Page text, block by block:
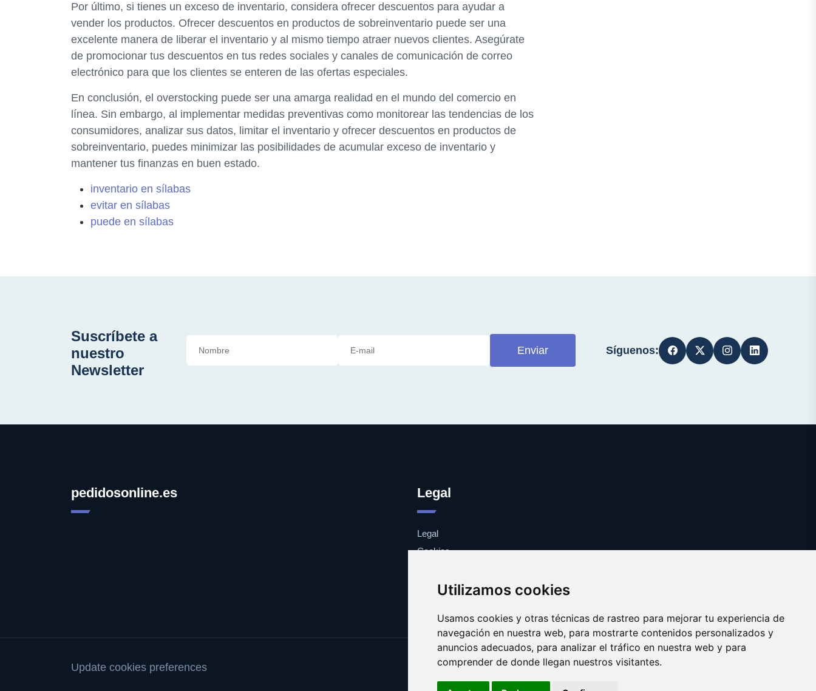
Utilizamos cookies
Usamos cookies y otras técnicas de rastreo para mejorar tu experiencia de
navegación en nuestra web, para mostrarte contenidos personalizados y
anuncios adecuados, para analizar el tráfico en nuestra web y para
comprender de donde llegan nuestros visitantes.
Por último, si tienes un exceso de inventario, considera ofrecer descuentos para ayudar a
vender los productos. Ofrecer descuentos en productos de sobreinventario puede ser una
excelente manera de liberar el inventario y al mismo tiempo atraer nuevos clientes. Asegúrate
de promocionar tus descuentos en tus redes sociales y canales de comunicación de correo
electrónico para que los clientes se enteren de las ofertas especiales.
En conclusión, el overstocking puede ser una amarga realidad en el mundo del comercio en
línea. Sin embargo, al implementar medidas preventivas como monitorear las tendencias de los
consumidores, analizar sus datos, limitar el inventario y ofrecer descuentos en productos de
sobreinventario, puedes minimizar las posibilidades de acumular exceso de inventario y
mantener tus finanzas en buen estado.
inventario en sílabas
evitar en sílabas
puede en sílabas
Suscríbete a
nuestro
Newsletter
Enviar Síguenos:
pedidosonline.es Legal
Legal
Cookies
Update cookies preferences
Copyright © 2025